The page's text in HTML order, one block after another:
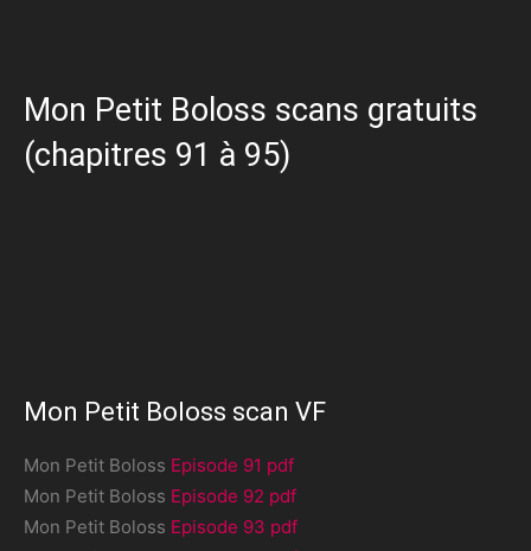
Mon Petit Boloss scans gratuits
(chapitres 91 à 95)
Mon Petit Boloss scan VF
Mon Petit Boloss Episode 91 pdf
Mon Petit Boloss Episode 92 pdf
Mon Petit Boloss Episode 93 pdf